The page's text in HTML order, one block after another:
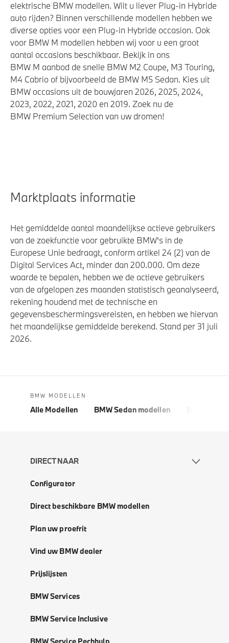
Akoestische waarschuwing voor voetgangers
Airbag bestuurder
Actieve Voetgangersbescherming
elektrische BMW modellen. Wilt u liever Plug-in Hybride
auto rijden? Binnen verschillende modellen hebben we
diverse opties voor een Plug-in Hybride occasion. Ook
voor BMW M modellen hebben wij voor u een groot
aantal occasions beschikbaar. Bekijk in ons
BMW M aanbod de snelle BMW M2 Coupe, M3 Touring,
M4 Cabrio of bijvoorbeeld de BMW M5 Sedan. Kies uit
BMW occasions uit de bouwjaren 2026, 2025, 2024,
2023, 2022, 2021, 2020 en 2019. Zoek nu de
BMW Premium Selection van uw dromen!
Marktplaats informatie
Het gemiddelde aantal maandelijkse actieve gebruikers
van de zoekfunctie voor gebruikte BMW's in de
Europese Unie bedraagt, conform artikel 24 (2) van de
Digital Services Act, minder dan 200.000. Om deze
waarde te bepalen, hebben we de actieve gebruikers
van de afgelopen zes maanden statistisch geanalyseerd,
rekening houdend met de technische en
gegevensbeschermingsvereisten, en hebben we hiervan
het maandelijkse gemiddelde berekend. Stand per 31 juli
2026.
BMW MODELLEN
Alle Modellen BMW Sedan modellen
DIRECT NAAR
Configurator
Direct beschikbare BMW modellen
Plan uw proefrit
Vind uw BMW dealer
Prijslijsten
BMW Services
BMW Service Inclusive